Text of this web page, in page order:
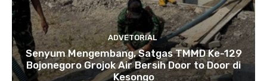
ADVETORIAL
Senyum Mengembang, Satgas TMMD Ke-129
Bojonegoro Grojok Air Bersih Door to Door di
Kesongo